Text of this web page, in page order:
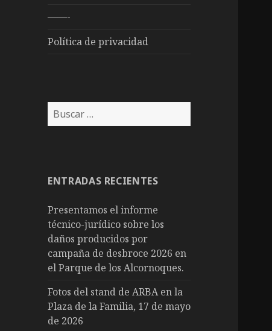
——-
Política de privacidad
Buscar:
ENTRADAS RECIENTES
Presentamos el informe
técnico-jurídico sobre los
daños producidos por
campaña de desbroce 2026 en
el Parque de los Alcornoques.
Fotos del stand de ARBA en la
Plaza de la Familia, 17 de mayo
de 2026